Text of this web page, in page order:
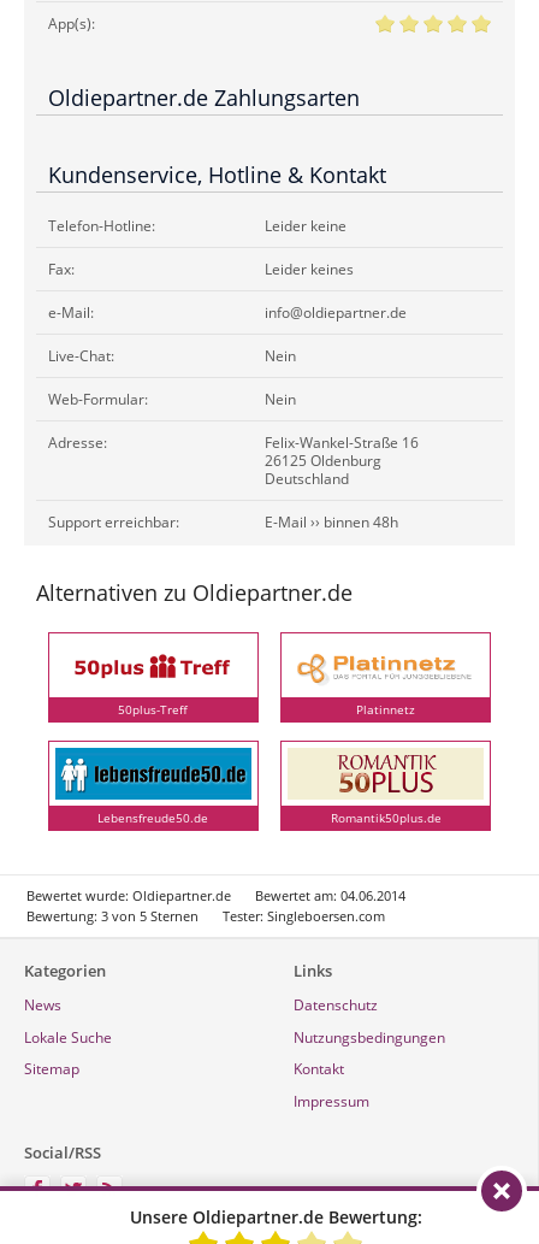
App(s):
Oldiepartner.de Zahlungsarten
Kundenservice, Hotline & Kontakt
Telefon-Hotline: Leider keine
Fax: Leider keines
e-Mail: info@oldiepartner.de
Live-Chat: Nein
Web-Formular: Nein
Adresse:
Felix-Wankel-Straße 16
26125 Oldenburg
Deutschland
Support erreichbar: E-Mail ›› binnen 48h
Alternativen zu Oldiepartner.de
50plus-Treff Platinnetz
Lebensfreude50.de Romantik50plus.de
Bewertet wurde: Oldiepartner.de Bewertet am: 04.06.2014
Bewertung: 3 von 5 Sternen Tester: Singleboersen.com
Kategorien
News
Lokale Suche
Sitemap
Links
Datenschutz
Nutzungsbedingungen
Kontakt
Impressum
Social/RSS
Unsere Oldiepartner.de Bewertung: